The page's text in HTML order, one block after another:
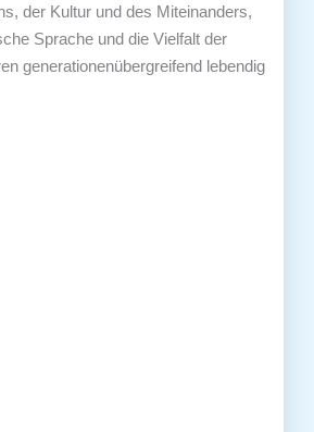
der Kultur und des Miteinanders,
Sprache und die Vielfalt der
generationenübergreifend lebendig